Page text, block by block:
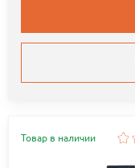
Товар в наличии